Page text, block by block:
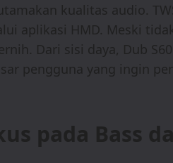
kualitas audio.
aplikasi HMD. Meski
Dari sisi daya, Dub
pengguna yang ingin
pada Bass